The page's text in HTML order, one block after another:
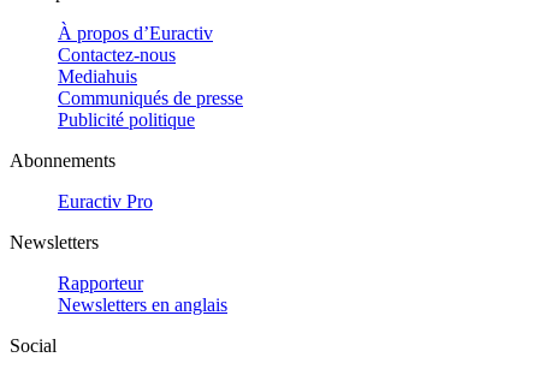
À propos d’Euractiv
Contactez-nous
Mediahuis
Communiqués de presse
Publicité politique
Abonnements
Euractiv Pro
Newsletters
Rapporteur
Newsletters en anglais
Social